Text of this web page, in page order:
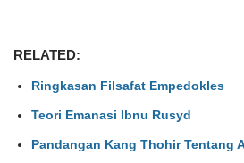
RELATED:
Ringkasan Filsafat Empedokles
Teori Emanasi Ibnu Rusyd
Pandangan Kang Thohir Tentang